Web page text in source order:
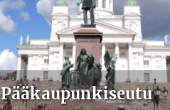
Pääkaupunkiseutu